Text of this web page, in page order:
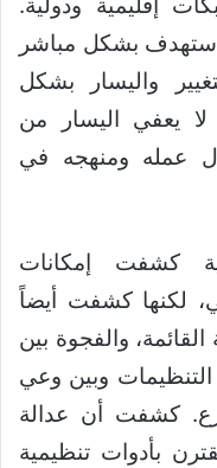
إقليمية ودولية.
بشكل مباشر
واليسار بشكل
يعفي اليسار من
عمله ومنهجه في
كشفت إمكانات
لكنها كشفت أيضاً
والفجوة بين
وبين وعي
كشفت أن عدالة
بأدوات تنظيمية